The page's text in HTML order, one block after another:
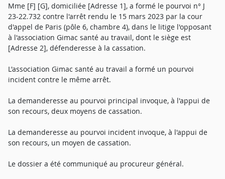
Mme [F] [G], domiciliée [Adresse 1], a formé le pourvoi n° J
23-22.732 contre l'arrêt rendu le 15 mars 2023 par la cour
d'appel de Paris (pôle 6, chambre 4), dans le litige l'opposant
à l'association Gimac santé au travail, dont le siège est
[Adresse 2], défenderesse à la cassation.
L'association Gimac santé au travail a formé un pourvoi
incident contre le même arrêt.
La demanderesse au pourvoi principal invoque, à l'appui de
son recours, deux moyens de cassation.
La demanderesse au pourvoi incident invoque, à l'appui de
son recours, un moyen de cassation.
Le dossier a été communiqué au procureur général.